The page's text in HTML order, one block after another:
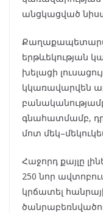
անցկացված
երթևեկության
խելացի
կկառավարվեն
գնահատմամբ,
մոտ
Հաջորդ քայլը
250 նոր
կրճատել